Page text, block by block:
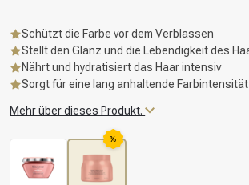
Schützt die Farbe vor dem Verblassen
Stellt den Glanz und die Lebendigkeit des
Nährt und hydratisiert das Haar intensiv
Sorgt für eine lang anhaltende Farbintensität
Mehr über dieses Produkt.
%